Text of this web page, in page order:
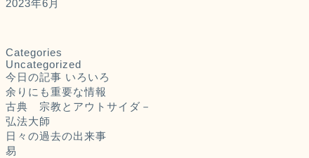
2023年6月
Categories
Uncategorized
今日の記事 いろいろ
余りにも重要な情報
古典 宗教とアウトサイダ－
弘法大師
日々の過去の出来事
易